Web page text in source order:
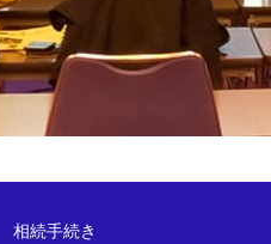
相続手続き